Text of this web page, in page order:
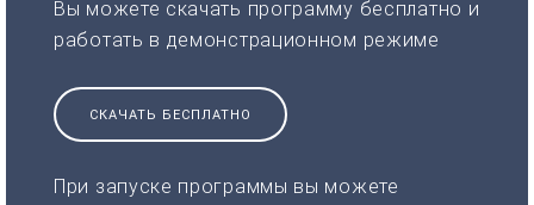
Вы можете скачать программу бесплатно и
работать в демонстрационном режиме
СКАЧАТЬ БЕСПЛАТНО
При запуске программы вы можете